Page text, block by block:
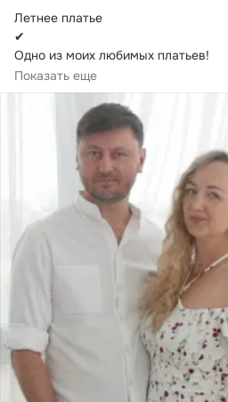
Летнее платье
✔
Одно из моих любимых платьев!
У меня это платье есть в черном
теперь и в белом!
Показать еще